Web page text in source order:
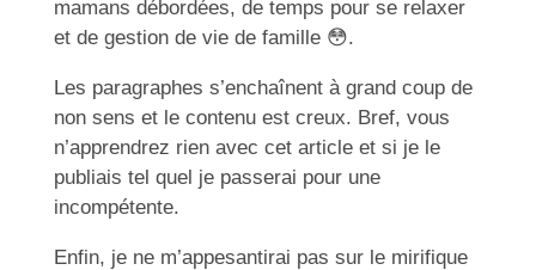
mamans débordées, de temps pour se relaxer
et de gestion de vie de famille 😳.
Les paragraphes s’enchaînent à grand coup de
non sens et le contenu est creux. Bref, vous
n’apprendrez rien avec cet article et si je le
publiais tel quel je passerai pour une
incompétente.
Enfin, je ne m’appesantirai pas sur le mirifique